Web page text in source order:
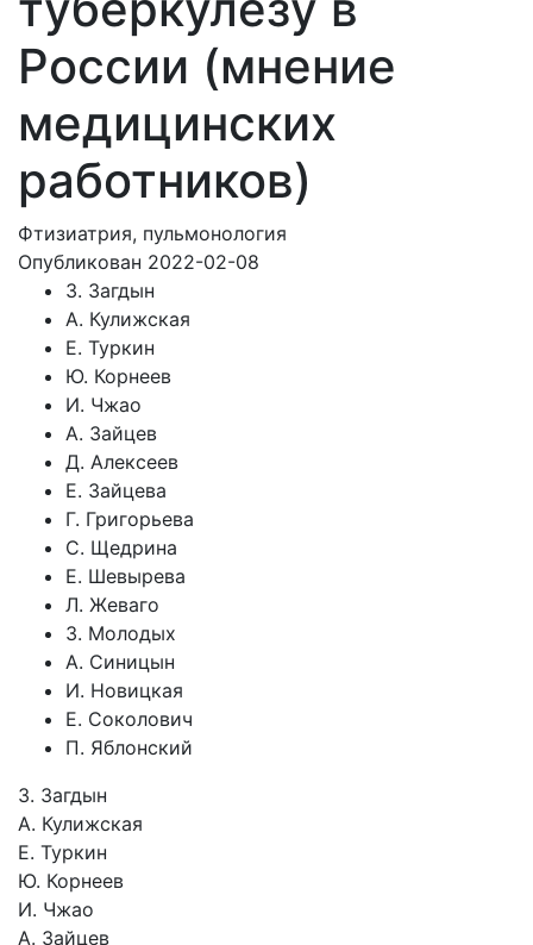
России (мнение
медицинских
работников)
Фтизиатрия, пульмонология
Опубликован 2022-02-08
З. Загдын
А. Кулижская
Е. Туркин
Ю. Корнеев
И. Чжао
А. Зайцев
Д. Алексеев
Е. Зайцева
Г. Григорьева
С. Щедрина
Е. Шевырева
Л. Жеваго
З. Молодых
А. Синицын
И. Новицкая
Е. Соколович
П. Яблонский
З. Загдын
А. Кулижская
Е. Туркин
Ю. Корнеев
И. Чжао
А. Зайцев